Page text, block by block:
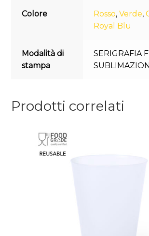
Colore Rosso,Verde,
Royal Blu
Modalità di
stampa
SERIGRAFIA F
Prodotti correlati